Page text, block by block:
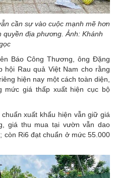
cần sự vào cuộc mạnh mẽ hơn
địa phương. Ảnh: Khánh
Báo Công Thương, ông Đặng
hội Rau quả Việt Nam cho rằng
hiện nay một cách toàn diện,
mức giá thấp xuất hiện cục bộ
xuất khẩu hiện vẫn giữ giá
giá thu mua tại vườn vẫn dao
còn Ri6 đạt chuẩn ở mức 55.000